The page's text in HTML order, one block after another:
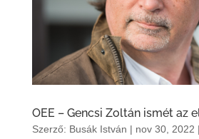
OEE – Gencsi Zoltán ismét az
Szerző: Busák István | nov 30, 2022 |